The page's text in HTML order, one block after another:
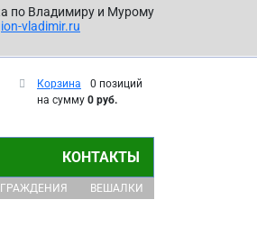
по Владимиру и Мурому
vladimir.ru
Корзина
0 позиций
на сумму 0 руб.
КОНТАКТЫ
ВЕШАЛКИ